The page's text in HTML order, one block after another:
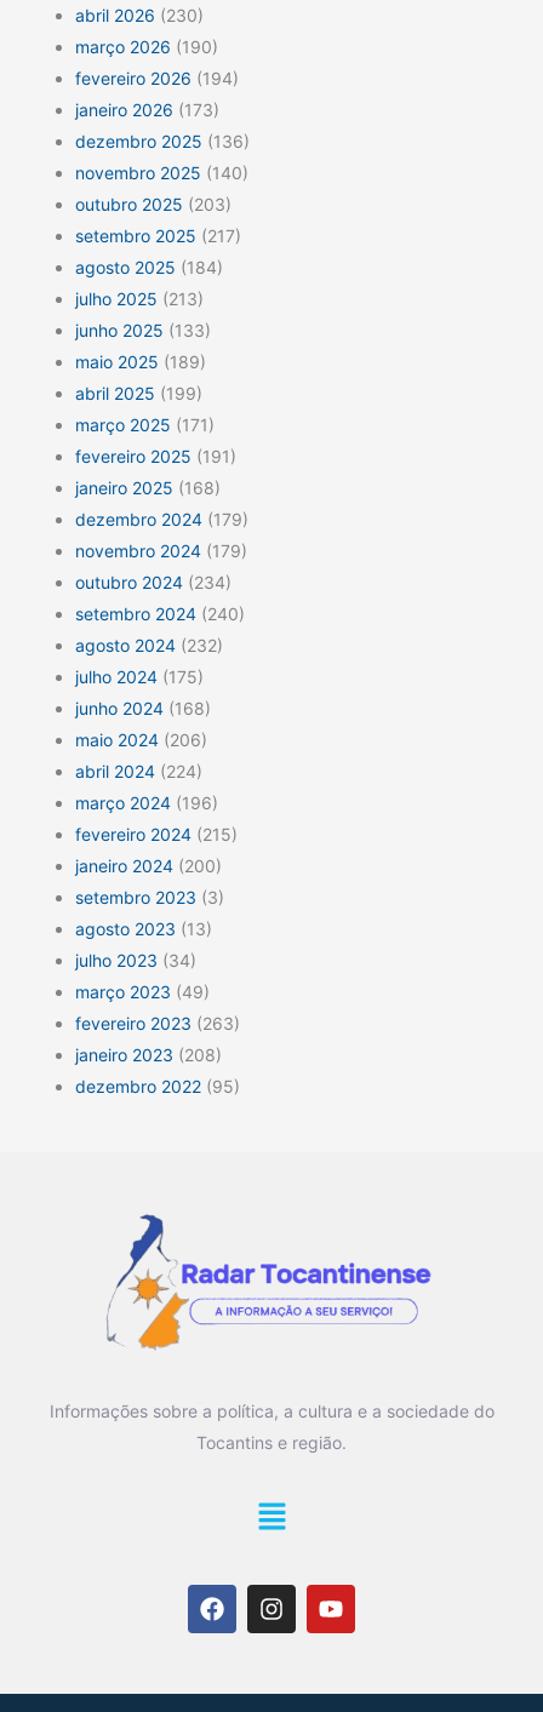
abril 2026 (230)
março 2026 (190)
fevereiro 2026 (194)
janeiro 2026 (173)
dezembro 2025 (136)
novembro 2025 (140)
outubro 2025 (203)
setembro 2025 (217)
agosto 2025 (184)
julho 2025 (213)
junho 2025 (133)
maio 2025 (189)
abril 2025 (199)
março 2025 (171)
fevereiro 2025 (191)
janeiro 2025 (168)
dezembro 2024 (179)
novembro 2024 (179)
outubro 2024 (234)
setembro 2024 (240)
agosto 2024 (232)
julho 2024 (175)
junho 2024 (168)
maio 2024 (206)
abril 2024 (224)
março 2024 (196)
fevereiro 2024 (215)
janeiro 2024 (200)
setembro 2023 (3)
agosto 2023 (13)
julho 2023 (34)
março 2023 (49)
fevereiro 2023 (263)
janeiro 2023 (208)
dezembro 2022 (95)
Informações sobre a política, a cultura e a sociedade do
Tocantins e região.
Main
F
a
b
I
n
a
Y
o
u